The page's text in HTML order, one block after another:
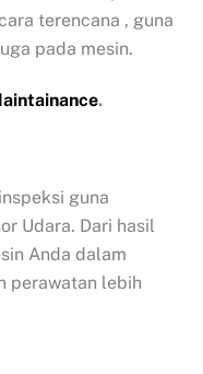
terencana , guna
pada mesin.
.
guna
Udara. Dari hasil
Anda dalam
perawatan lebih